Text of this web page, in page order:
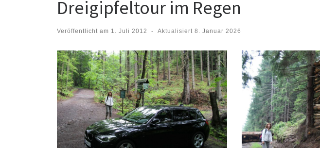
Dreigipfeltour im Regen
Veröffentlicht am 1. Juli 2012 - Aktualisiert 8. Januar 2026